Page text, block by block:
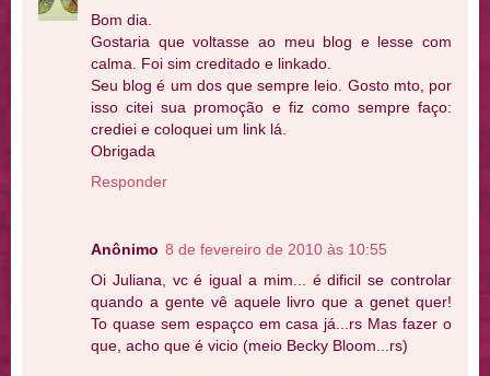
Bom dia.
Gostaria que voltasse ao meu blog e lesse com
calma. Foi sim creditado e linkado.
Seu blog é um dos que sempre leio. Gosto mto, por
isso citei sua promoção e fiz como sempre faço:
crediei e coloquei um link lá.
Obrigada
Responder
Anônimo 8 de fevereiro de 2010 às 10:55
Oi Juliana, vc é igual a mim... é dificil se controlar
quando a gente vê aquele livro que a genet quer!
To quase sem espaçco em casa já...rs Mas fazer o
que, acho que é vicio (meio Becky Bloom...rs)